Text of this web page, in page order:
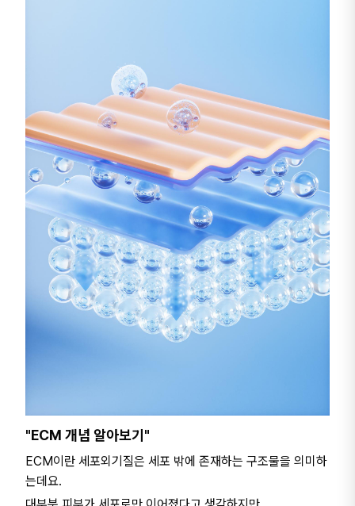
"ECM 개념 알아보기"
ECM이란 세포외기질은 세포 밖에 존재하는 구조물을 의미하
는데요.